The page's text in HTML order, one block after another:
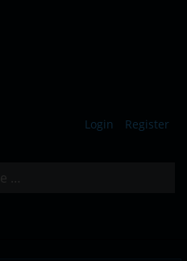
Login Register